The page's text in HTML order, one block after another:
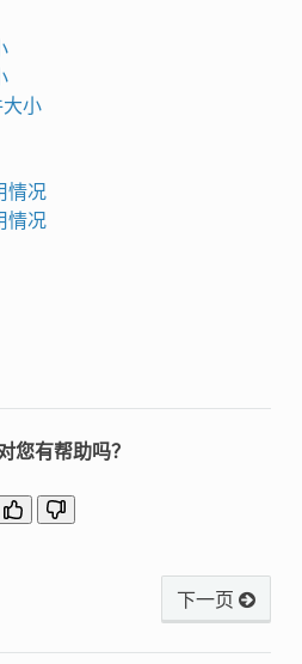
大小
情况
情况
您有帮助吗？
下一页